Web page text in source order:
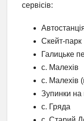
сервісів:
Скейт-парк
Галицьке
с. Малехів
с. Малехів
Зупинки на
с. Гряда